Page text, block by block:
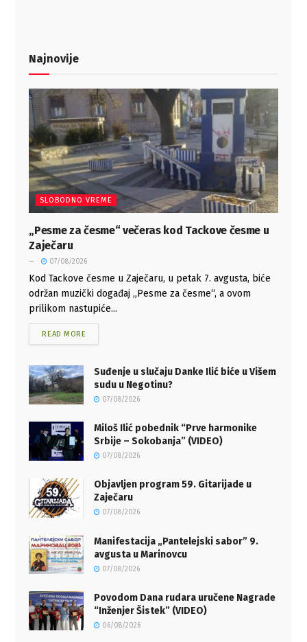
Najnovije
SLOBODNO VREME
„Pesme za česme“ večeras kod Tackove česme u
Zaječaru
07/08/2026
Kod Tackove česme u Zaječaru, u petak 7. avgusta, biće
održan muzički događaj „Pesme za česme“, a ovom
prilikom nastupiće...
READ MORE
Suđenje u slučaju Danke Ilić biće u Višem
sudu u Negotinu?
07/08/2026
Miloš Ilić pobednik “Prve harmonike
Srbije – Sokobanja” (VIDEO)
07/08/2026
Objavljen program 59. Gitarijade u
Zaječaru
07/08/2026
Manifestacija „Pantelejski sabor” 9.
avgusta u Marinovcu
07/08/2026
Povodom Dana rudara uručene Nagrade
“Inženjer Šistek” (VIDEO)
06/08/2026